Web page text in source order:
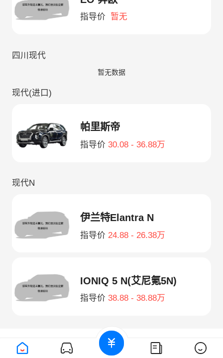
指导价 暂无
四川现代
暂无数据
现代(进口)
帕里斯帝
指导价 30.08 - 36.88万
现代N
伊兰特Elantra N
指导价 24.88 - 26.38万
IONIQ 5 N(艾尼氪5N)
指导价 38.88 - 38.88万